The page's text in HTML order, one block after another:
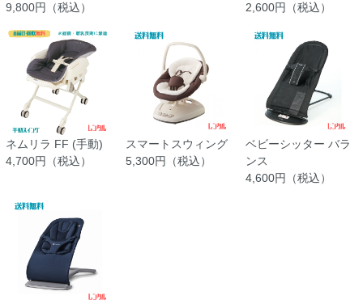
9,800円（税込）
2,600円（税込）
ネムリラ FF (手動)
4,700円（税込）
スマートスウィング
5,300円（税込）
ベビーシッター バラ
ンス
4,600円（税込）